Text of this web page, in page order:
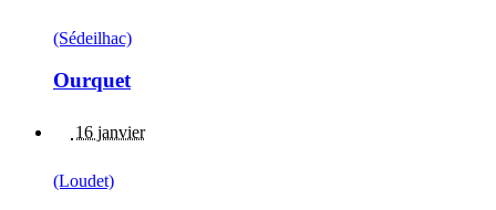
(Sédeilhac)
Ourquet
16 janvier
(Loudet)